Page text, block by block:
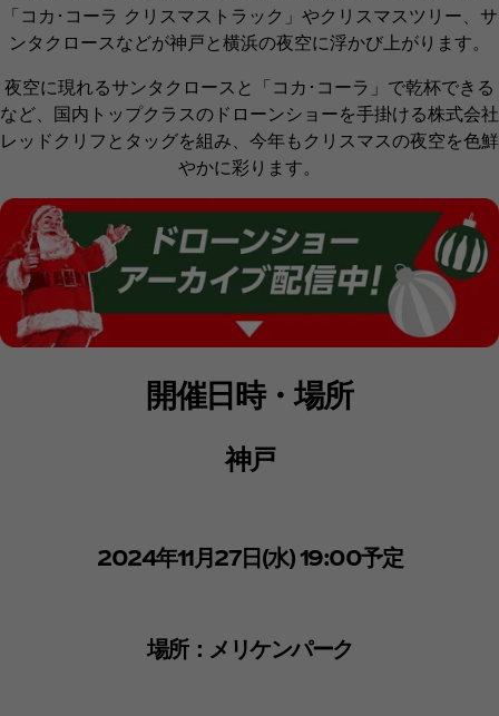
「コカ･コーラ クリスマストラック」やクリスマスツリー、サ
ンタクロースなどが神戸と横浜の夜空に浮かび上がります。
夜空に現れるサンタクロースと「コカ･コーラ」で乾杯できる
など、国内トップクラスのドローンショーを手掛ける株式会社
レッドクリフとタッグを組み、今年もクリスマスの夜空を色鮮
やかに彩ります。
開催日時・場所
神戸
2024年11月27日(水) 19:00予定
場所：メリケンパーク